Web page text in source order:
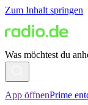
Zum Inhalt springen
Was möchtest du
App öffnenPrime